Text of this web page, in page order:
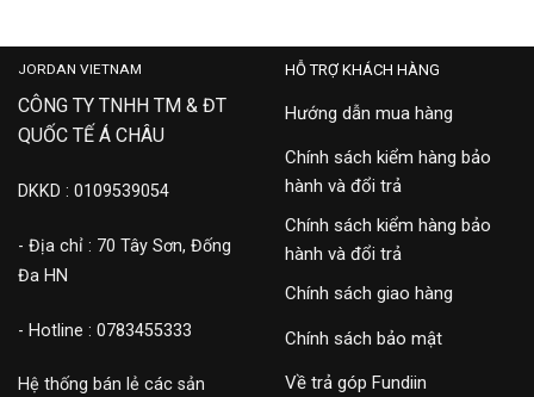
JORDAN VIETNAM
CÔNG TY TNHH TM & ĐT
QUỐC TẾ Á CHÂU
DKKD : 0109539054
- Địa chỉ : 70 Tây Sơn, Đống
Đa HN
- Hotline : 0783455333
Hệ thống bán lẻ các sản
HỖ TRỢ KHÁCH HÀNG
Hướng dẫn mua hàng
Chính sách kiểm hàng bảo
hành và đổi trả
Chính sách kiểm hàng bảo
hành và đổi trả
Chính sách giao hàng
Chính sách bảo mật
Về trả góp Fundiin